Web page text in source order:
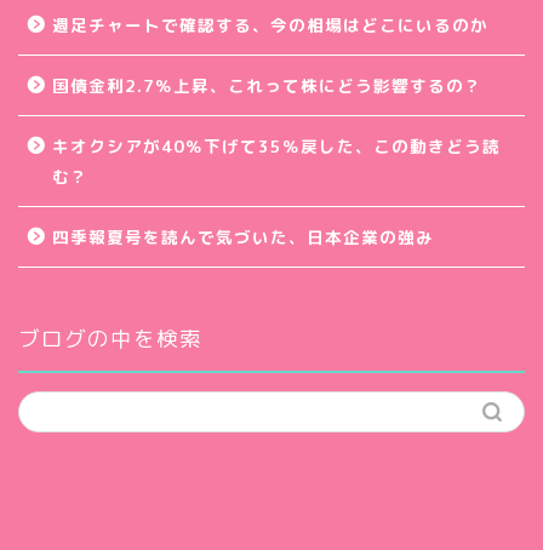
週足チャートで確認する、今の相場はどこにいるのか
国債金利2.7％上昇、これって株にどう影響するの？
キオクシアが40％下げて35％戻した、この動きどう読
む？
四季報夏号を読んで気づいた、日本企業の強み
ブログの中を検索